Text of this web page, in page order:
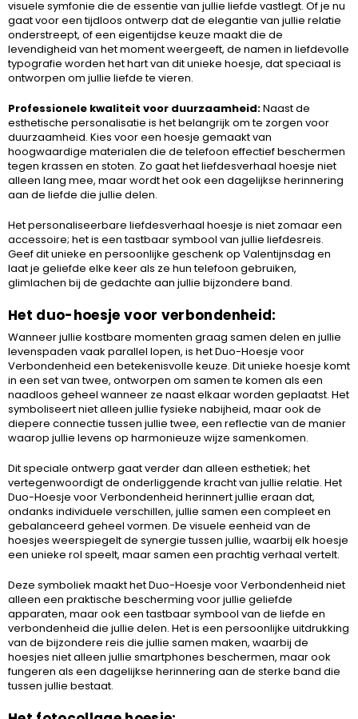
visuele symfonie die de essentie van jullie liefde vastlegt. Of je nu
gaat voor een tijdloos ontwerp dat de elegantie van jullie relatie
onderstreept, of een eigentijdse keuze maakt die de
levendigheid van het moment weergeeft, de namen in liefdevolle
typografie worden het hart van dit unieke hoesje, dat speciaal is
ontworpen om jullie liefde te vieren.
Professionele kwaliteit voor duurzaamheid:Naast de
esthetische personalisatie is het belangrijk om te zorgen voor
duurzaamheid. Kies voor een hoesje gemaakt van
hoogwaardige materialen die de telefoon effectief beschermen
tegen krassen en stoten. Zo gaat het liefdesverhaal hoesje niet
alleen lang mee, maar wordt het ook een dagelijkse herinnering
aan de liefde die jullie delen.
Het personaliseerbare liefdesverhaal hoesje is niet zomaar een
accessoire; het is een tastbaar symbool van jullie liefdesreis.
Geef dit unieke en persoonlijke geschenk op Valentijnsdag en
laat je geliefde elke keer als ze hun telefoon gebruiken,
glimlachen bij de gedachte aan jullie bijzondere band.
Het duo-hoesje voor verbondenheid:
Wanneer jullie kostbare momenten graag samen delen en jullie
levenspaden vaak parallel lopen, is het Duo-Hoesje voor
Verbondenheid een betekenisvolle keuze. Dit unieke hoesje komt
in een set van twee, ontworpen om samen te komen als een
naadloos geheel wanneer ze naast elkaar worden geplaatst. Het
symboliseert niet alleen jullie fysieke nabijheid, maar ook de
diepere connectie tussen jullie twee, een reflectie van de manier
waarop jullie levens op harmonieuze wijze samenkomen.
Dit speciale ontwerp gaat verder dan alleen esthetiek; het
vertegenwoordigt de onderliggende kracht van jullie relatie. Het
Duo-Hoesje voor Verbondenheid herinnert jullie eraan dat,
ondanks individuele verschillen, jullie samen een compleet en
gebalanceerd geheel vormen. De visuele eenheid van de
hoesjes weerspiegelt de synergie tussen jullie, waarbij elk hoesje
een unieke rol speelt, maar samen een prachtig verhaal vertelt.
Deze symboliek maakt het Duo-Hoesje voor Verbondenheid niet
alleen een praktische bescherming voor jullie geliefde
apparaten, maar ook een tastbaar symbool van de liefde en
verbondenheid die jullie delen. Het is een persoonlijke uitdrukking
van de bijzondere reis die jullie samen maken, waarbij de
hoesjes niet alleen jullie smartphones beschermen, maar ook
fungeren als een dagelijkse herinnering aan de sterke band die
tussen jullie bestaat.